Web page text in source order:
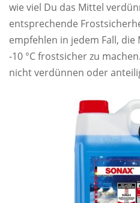
wie viel Du das Mittel
entsprechende
empfehlen in jedem Fall,
-10 °C frostsicher zu
nicht verdünnen oder